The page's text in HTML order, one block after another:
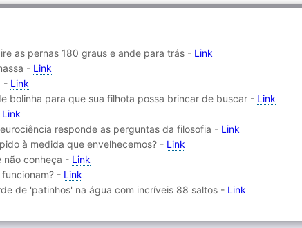
as pernas 180 graus e ande para trás - Link
- Link
- Link
bolinha para que sua filhota possa brincar de buscar - Link
Link
responde as perguntas da filosofia - Link
à medida que envelhecemos? - Link
não conheça - Link
- Link
de 'patinhos' na água com incríveis 88 saltos - Link